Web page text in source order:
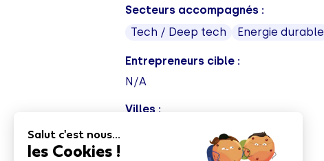
Secteurs accompagnés :
Tech / Deep tech
Energie durable
Entrepreneurs cible :
N/A
Villes :
Régions d'implantation :
Salut c'est nous...
les Cookies !